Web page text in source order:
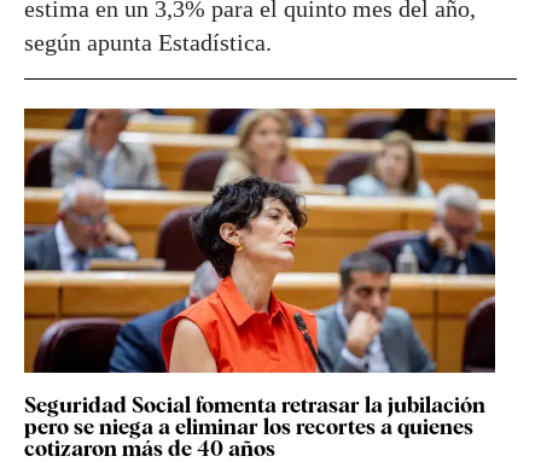
estima en un 3,3% para el quinto mes del año,
según apunta Estadística.
Seguridad Social fomenta retrasar la jubilación
pero se niega a eliminar los recortes a quienes
cotizaron más de 40 años